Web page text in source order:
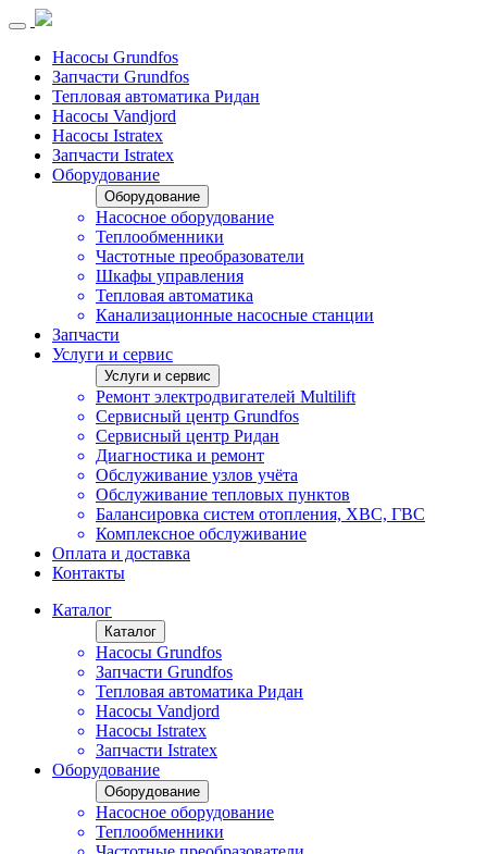
Насосы Grundfos
Запчасти Grundfos
Тепловая автоматика Ридан
Насосы Vandjord
Насосы Istratex
Запчасти Istratex
Оборудование
Оборудование
Насосное оборудование
Теплообменники
Частотные преобразователи
Шкафы управления
Тепловая автоматика
Канализационные насосные станции
Запчасти
Услуги и сервис
Услуги и сервис
Ремонт электродвигателей Multilift
Сервисный центр Grundfos
Сервисный центр Ридан
Диагностика и ремонт
Обслуживание узлов учёта
Обслуживание тепловых пунктов
Балансировка систем отопления, ХВС, ГВС
Комплексное обслуживание
Оплата и доставка
Контакты
Каталог
Каталог
Насосы Grundfos
Запчасти Grundfos
Тепловая автоматика Ридан
Насосы Vandjord
Насосы Istratex
Запчасти Istratex
Оборудование
Оборудование
Насосное оборудование
Теплообменники